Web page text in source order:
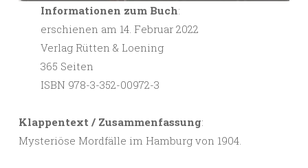
Informationen zum Buch:
erschienen am 14. Februar 2022
Verlag Rütten & Loening
365 Seiten
ISBN 978-3-352-00972-3
Klappentext / Zusammenfassung:
Mysteriöse Mordfälle im Hamburg von 1904.